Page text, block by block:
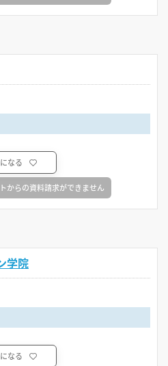
なる
からの資料請求ができません
学院
なる